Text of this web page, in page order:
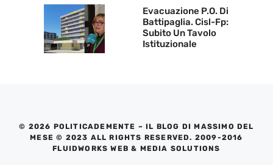
Evacuazione P.O. Di
Battipaglia. Cisl-Fp:
Subito Un Tavolo
Istituzionale
© 2026 POLITICADEMENTE – IL BLOG DI MASSIMO DEL
MESE © 2023 ALL RIGHTS RESERVED. 2009-2016
FLUIDWORKS WEB & MEDIA SOLUTIONS